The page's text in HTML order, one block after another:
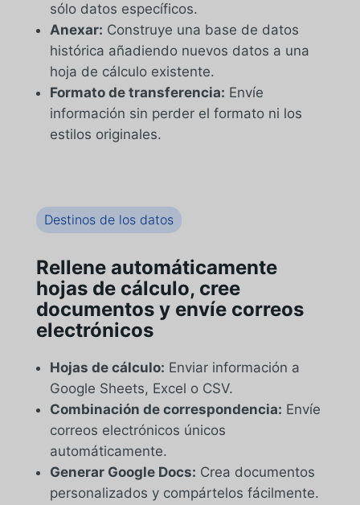
sólo datos específicos.
Anexar: Construye una base de datos
histórica añadiendo nuevos datos a una
hoja de cálculo existente.
Formato de transferencia: Envíe
información sin perder el formato ni los
estilos originales.
Destinos de los datos
Rellene automáticamente
hojas de cálculo, cree
documentos y envíe correos
electrónicos
Hojas de cálculo: Enviar información a
Google Sheets, Excel o CSV.
Combinación de correspondencia: Envíe
correos electrónicos únicos
automáticamente.
Generar Google Docs: Crea documentos
personalizados y compártelos fácilmente.